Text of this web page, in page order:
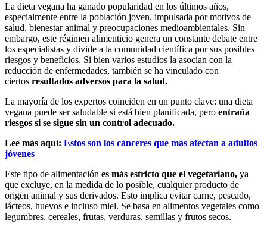
La dieta vegana ha ganado popularidad en los últimos años,
especialmente entre la población joven, impulsada por motivos de
salud, bienestar animal y preocupaciones medioambientales. Sin
embargo, este régimen alimenticio genera un constante debate entre
los especialistas y divide a la comunidad científica por sus posibles
riesgos y beneficios. Si bien varios estudios la asocian con la
reducción de enfermedades, también se ha vinculado con
ciertos resultados adversos para la salud.
La mayoría de los expertos coinciden en un punto clave: una dieta
vegana puede ser saludable si está bien planificada, pero entraña
riesgos si se sigue sin un control adecuado.
Lee más aquí: Estos son los cánceres que más afectan a adultos
jóvenes
Este tipo de alimentación es más estricto que el vegetariano, ya
que excluye, en la medida de lo posible, cualquier producto de
origen animal y sus derivados. Esto implica evitar carne, pescado,
lácteos, huevos e incluso miel. Se basa en alimentos vegetales como
legumbres, cereales, frutas, verduras, semillas y frutos secos.